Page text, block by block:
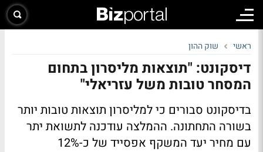
ראשי שוק ההון
דיסקונט: "תוצאות מליסרון בתחום
המסחר טובות משל עזריאלי"
בדיסקונט סבורים כי למליסרון תוצאות טובות יותר
בשורה התחתונה. ההמלצה עודכנה לתשואת יתר
עם מחיר יעד המשקף אפסייד של כ-12%